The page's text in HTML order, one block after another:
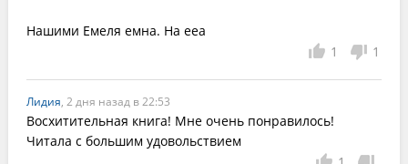
Нашими Емеля емна. На ееа
1
1
Лидия, 2 дня назад в 22:53
Восхитительная книга! Мне очень понравилось!
Читала с большим удовольствием